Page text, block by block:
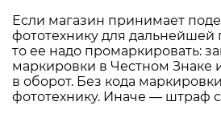
Если магазин принимает
фототехнику для дальнейшей
то ее надо промаркировать:
маркировки в Честном Знаке
в оборот. Без кода
фототехнику. Иначе — штраф